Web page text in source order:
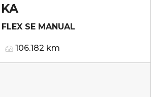
KA
SE MANUAL
106.182 km